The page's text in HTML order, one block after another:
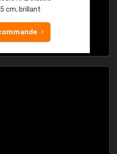
cm, brillant